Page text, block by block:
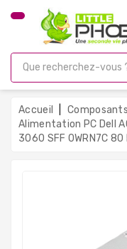
CATÉGORIE
Gamer
Unités
Centrales
Reconditionnées
Accueil
Alimentation PC Dell
3060 SFF 0WRN7C 80